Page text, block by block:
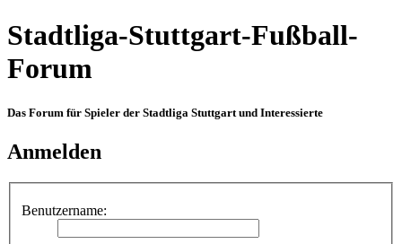
Stadtliga-Stuttgart-Fußball-
Forum
Das Forum für Spieler der Stadtliga Stuttgart und Interessierte
Anmelden
Benutzername: